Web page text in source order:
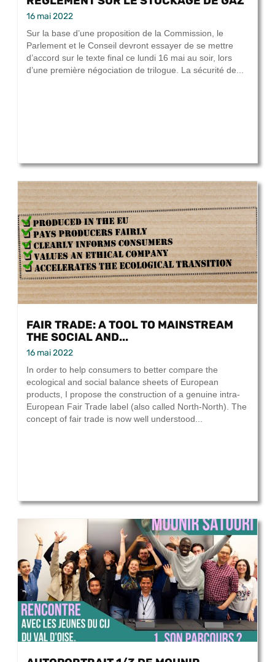
16 mai 2022
Sur la base d’une proposition de la Commission, le
Parlement et le Conseil devront essayer de se mettre
d’accord sur le texte final ce lundi 16 mai au soir, lors
d’une première négociation de trilogue. La sécurité de...
FAIR TRADE: A TOOL TO MAINSTREAM
THE SOCIAL AND...
16 mai 2022
In order to help consumers to better compare the
ecological and social balance sheets of European
products, I propose the construction of a genuine intra-
European Fair Trade label (also called North-North). The
concept of fair trade is now well understood...